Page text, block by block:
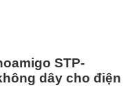
STP-
dây cho điện